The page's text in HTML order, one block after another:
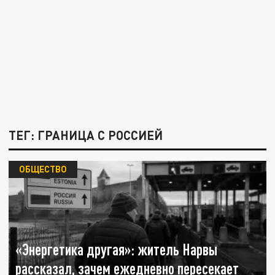
ТЕГ: ГРАНИЦА С РОССИЕЙ
«Энергетика другая»: житель Нарвы
рассказал, зачем ежедневно пересекает
ОБЩЕСТВО